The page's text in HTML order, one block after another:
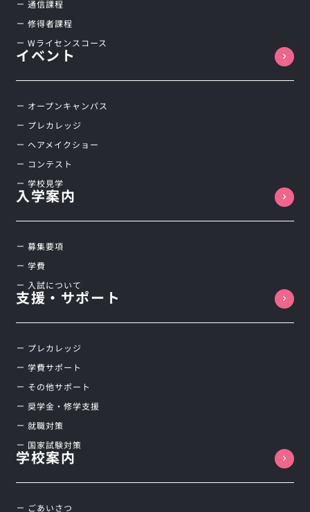
通信課程
修得者課程
Wライセンスコース
イベント
オープンキャンパス
プレカレッジ
ヘアメイクショー
コンテスト
学校見学
入学案内
募集要項
学費
入試について
支援・サポート
プレカレッジ
学費サポート
その他サポート
奨学金・修学支援
就職対策
国家試験対策
学校案内
ごあいさつ